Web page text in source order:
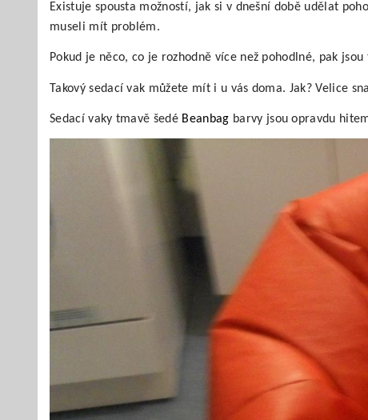
Existuje spousta možností, jak si v dnešní době udělat
museli mít problém.
Pokud je něco, co je rozhodně více než pohodlné, pak jsou
Takový sedací vak můžete mít i u vás doma. Jak? Velice
Sedací vaky tmavě šedé Beanbag barvy jsou opravdu